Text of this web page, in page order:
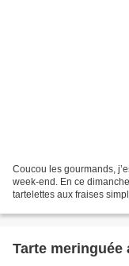
Coucou les gourmands,
week-end. En ce
tartelettes aux fraises
Tarte meringuée